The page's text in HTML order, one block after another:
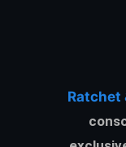
Ratchet